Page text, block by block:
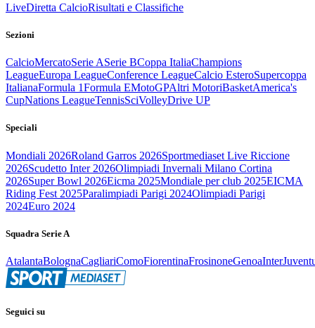
LiveDiretta CalcioRisultati e Classifiche
Sezioni
CalcioMercatoSerie ASerie BCoppa ItaliaChampions
LeagueEuropa LeagueConference LeagueCalcio EsteroSupercoppa
ItalianaFormula 1Formula EMotoGPAltri MotoriBasketAmerica's
CupNations LeagueTennisSciVolleyDrive UP
Speciali
Mondiali 2026Roland Garros 2026Sportmediaset Live Riccione
2026Scudetto Inter 2026Olimpiadi Invernali Milano Cortina
2026Super Bowl 2026Eicma 2025Mondiale per club 2025EICMA
Riding Fest 2025Paralimpiadi Parigi 2024Olimpiadi Parigi
2024Euro 2024
Squadra Serie A
AtalantaBolognaCagliariComoFiorentinaFrosinoneGenoaInter
Seguici su